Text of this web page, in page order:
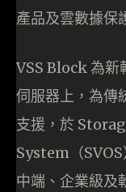
產品及雲數據保
VSS Block 為新
伺服器上，為傳
支援，於
System（
中端、企業級及